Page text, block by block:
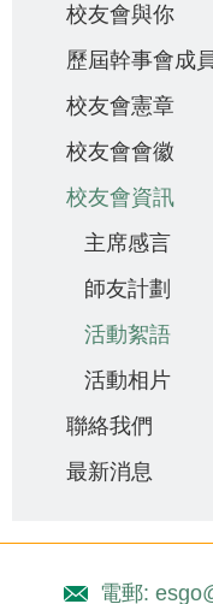
校友會與你
歷屆幹事會成
校友會憲章
校友會會徽
校友會資訊
主席感言
師友計劃
活動絮語
活動相片
聯絡我們
最新消息
電郵: